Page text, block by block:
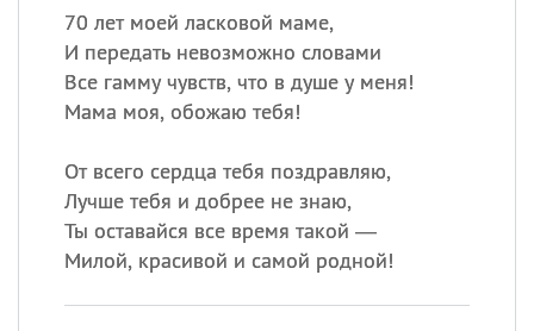
70 лет моей ласковой маме,
И передать невозможно словами
Все гамму чувств, что в душе у меня!
Мама моя, обожаю тебя!
От всего сердца тебя поздравляю,
Лучше тебя и добрее не знаю,
Ты оставайся все время такой —
Милой, красивой и самой родной!